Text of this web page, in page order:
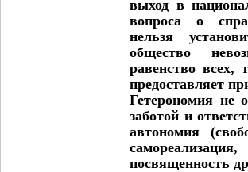
выход в
вопроса о
нельзя
общество
равенство всех,
предоставляет
Гетерономия не
заботой и
автономия
посвященность